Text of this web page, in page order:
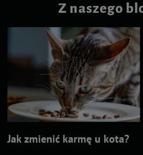
Z naszego
Jak zmienić karmę u kota?